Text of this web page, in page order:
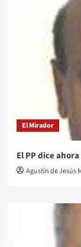
El Mirador
El PP dice
Agustín de Jesús